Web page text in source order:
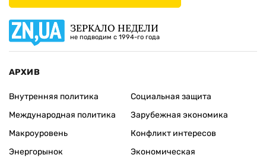
ЗЕРКАЛО НЕДЕЛИ
не подводим с 1994-го года
АРХИВ
Внутренняя политика
Международная политика
Макроуровень
Энергорынок
Социальная защита
Зарубежная экономика
Конфликт интересов
Экономическая